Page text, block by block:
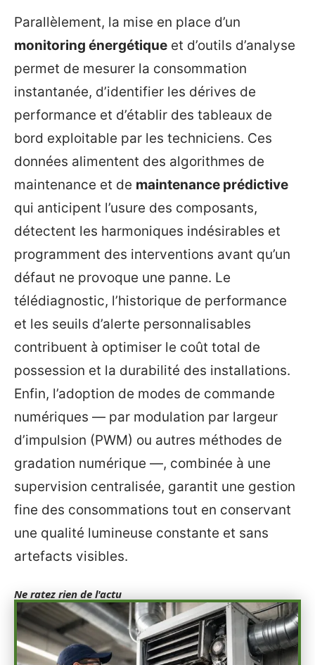
Parallèlement, la mise en place d’un
monitoring énergétique et d’outils d’analyse
permet de mesurer la consommation
instantanée, d’identifier les dérives de
performance et d’établir des tableaux de
bord exploitable par les techniciens. Ces
données alimentent des algorithmes de
maintenance et de maintenance prédictive
qui anticipent l’usure des composants,
détectent les harmoniques indésirables et
programment des interventions avant qu’un
défaut ne provoque une panne. Le
télédiagnostic, l’historique de performance
et les seuils d’alerte personnalisables
contribuent à optimiser le coût total de
possession et la durabilité des installations.
Enfin, l’adoption de modes de commande
numériques — par modulation par largeur
d’impulsion (PWM) ou autres méthodes de
gradation numérique —, combinée à une
supervision centralisée, garantit une gestion
fine des consommations tout en conservant
une qualité lumineuse constante et sans
artefacts visibles.
Ne ratez rien de l'actu